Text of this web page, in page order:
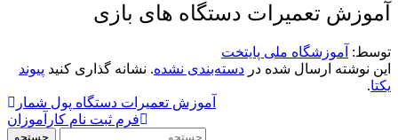
آموزش تعمیرات دستگاه های بازی
توسط: ‪ آموزشگاه ملی پایتخت
این نوشته ارسال شده در دسته‌بندی نشده. نشانه گذاری کنید پیوند
یکتا.
آموزش تعمیرات دستگاه پول شمار
فرم ثبت نام کارآموزان
جستجو